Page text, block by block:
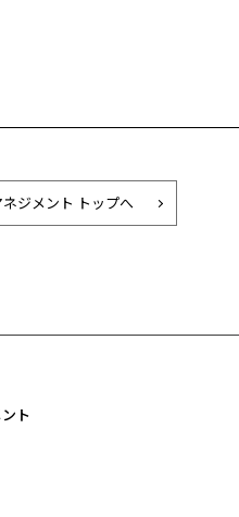
ジメント トップへ
ト